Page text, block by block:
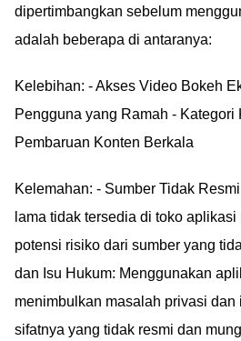
dipertimbangkan sebelum
adalah beberapa di antaranya:
Kelebihan: - Akses Video Bokeh
Pengguna yang Ramah - Kategori
Pembaruan Konten Berkala
Kelemahan: - Sumber Tidak
lama tidak tersedia di toko
potensi risiko dari sumber yang
dan Isu Hukum: Menggunakan
menimbulkan masalah privasi dan
sifatnya yang tidak resmi dan